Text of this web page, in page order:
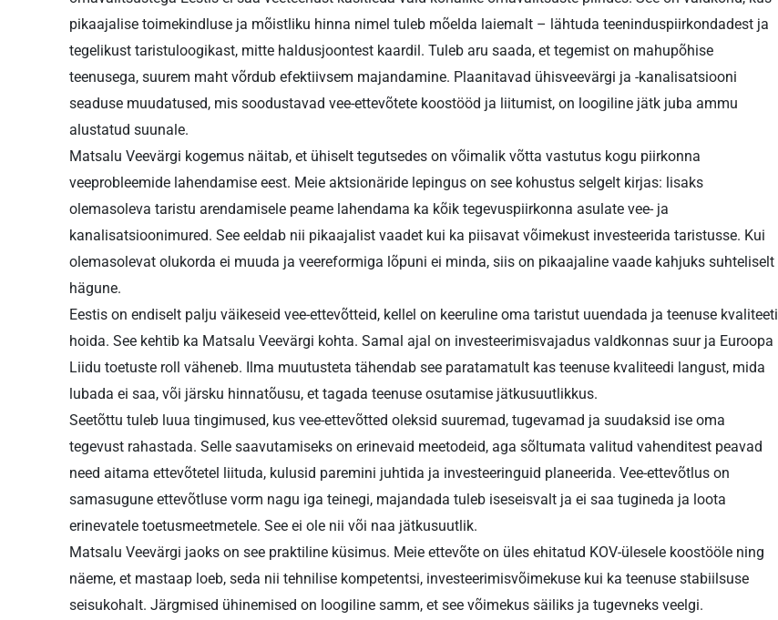
pikaajalise toimekindluse ja mõistliku hinna nimel tuleb mõelda laiemalt – lähtuda teeninduspiirkondadest ja
tegelikust taristuloogikast, mitte haldusjoontest kaardil. Tuleb aru saada, et tegemist on mahupõhise
teenusega, suurem maht võrdub efektiivsem majandamine. Plaanitavad ühisveevärgi ja -kanalisatsiooni
seaduse muudatused, mis soodustavad vee-ettevõtete koostööd ja liitumist, on loogiline jätk juba ammu
alustatud suunale.
Matsalu Veevärgi kogemus näitab, et ühiselt tegutsedes on võimalik võtta vastutus kogu piirkonna
veeprobleemide lahendamise eest. Meie aktsionäride lepingus on see kohustus selgelt kirjas: lisaks
olemasoleva taristu arendamisele peame lahendama ka kõik tegevuspiirkonna asulate vee- ja
kanalisatsioonimured. See eeldab nii pikaajalist vaadet kui ka piisavat võimekust investeerida taristusse. Kui
olemasolevat olukorda ei muuda ja veereformiga lõpuni ei minda, siis on pikaajaline vaade kahjuks suhteliselt
hägune.
Eestis on endiselt palju väikeseid vee-ettevõtteid, kellel on keeruline oma taristut uuendada ja teenuse kvaliteeti
hoida. See kehtib ka Matsalu Veevärgi kohta. Samal ajal on investeerimisvajadus valdkonnas suur ja Euroopa
Liidu toetuste roll väheneb. Ilma muutusteta tähendab see paratamatult kas teenuse kvaliteedi langust, mida
lubada ei saa, või järsku hinnatõusu, et tagada teenuse osutamise jätkusuutlikkus.
Seetõttu tuleb luua tingimused, kus vee-ettevõtted oleksid suuremad, tugevamad ja suudaksid ise oma
tegevust rahastada. Selle saavutamiseks on erinevaid meetodeid, aga sõltumata valitud vahenditest peavad
need aitama ettevõtetel liituda, kulusid paremini juhtida ja investeeringuid planeerida. Vee-ettevõtlus on
samasugune ettevõtluse vorm nagu iga teinegi, majandada tuleb iseseisvalt ja ei saa tugineda ja loota
erinevatele toetusmeetmetele. See ei ole nii või naa jätkusuutlik.
Matsalu Veevärgi jaoks on see praktiline küsimus. Meie ettevõte on üles ehitatud KOV-ülesele koostööle ning
näeme, et mastaap loeb, seda nii tehnilise kompetentsi, investeerimisvõimekuse kui ka teenuse stabiilsuse
seisukohalt. Järgmised ühinemised on loogiline samm, et see võimekus säiliks ja tugevneks veelgi.